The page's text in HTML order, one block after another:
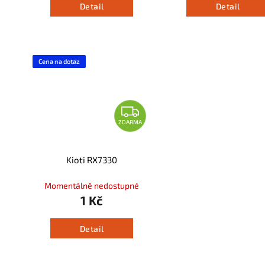
Detail Detail
Cena na dotaz
ZDARMA
Kioti RX7330
Momentálně nedostupné
1 Kč
Detail